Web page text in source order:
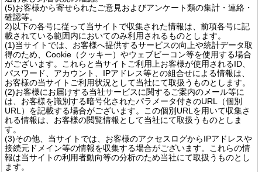
(5)お客様から寄せられたご意見およびアンケート類の集計・連絡・
確認等。
2)以下の各号に従って当サイトで収集された情報は、前項各号に記
載されている範囲内においてのみ利用されるものとします。
(1)当サイトでは、お客様へ提供するサービスの向上や統計データ取
得のため、Cookie（クッキー）やウェブビーコン等を使用する場合
がございます。これらと当サイトご利用上お客様が使用されるID、
パスワード、アカウント、IPアドレス等との組合せによる情報は、
お客様の当サイトご利用状況として当社にて取扱うものとします。
(2)お客様にお届けする当社サービスに関するご案内のメール等に
は、お客様を識別する暗号化されたパラメータ付きのURL（個別
URL）を記載する場合がございます。この個別URLを用いて収集さ
れる情報は、お客様の閲覧情報として当社にて取扱うものとしま
す。
(3)その他、当サイトでは、お客様のアクセスログからIPアドレスや
接続元ドメイン等の情報を収集する場合がございます。これらの情
報は当サイトの利用者動向等の分析のため当社にて取扱うものとし
ます。